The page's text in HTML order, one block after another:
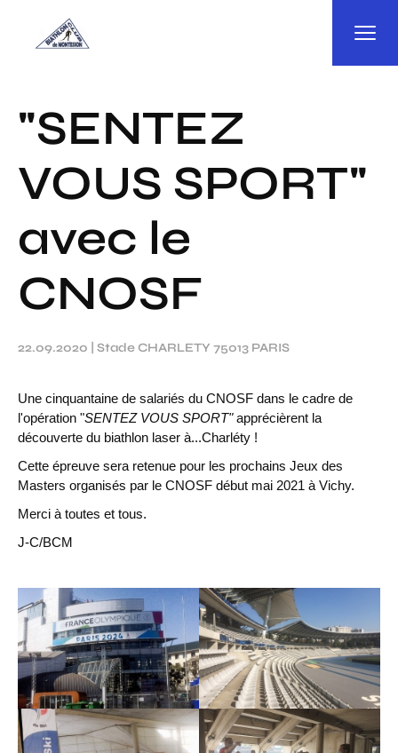
"SENTEZ
VOUS SPORT"
avec le
CNOSF
22.09.2020 Stade CHARLETY 75013 PARIS
Une cinquantaine de salariés du CNOSF dans le cadre de
l'opération "SENTEZ VOUS SPORT"apprécièrent la
découverte du biathlon laser à...Charléty !
Cette épreuve sera retenue pour les prochains Jeux des
Masters organisés par le CNOSF début mai 2021 à Vichy.
Merci à toutes et tous.
J-C/BCM
Chargement des images en cours...